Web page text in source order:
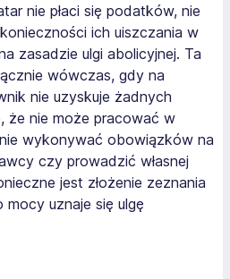
nie płaci się podatków, nie
ich uiszczania w
zasadzie ulgi abolicyjnej. Ta
wówczas, gdy na
nie uzyskuje żadnych
że nie może pracować w
wykonywać obowiązków na
czy prowadzić własnej
jest złożenie zeznania
uznaje się ulgę